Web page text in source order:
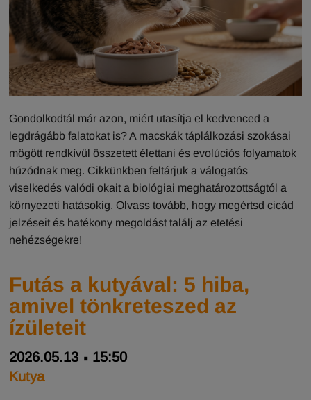
Gondolkodtál már azon, miért utasítja el kedvenced a
legdrágább falatokat is? A macskák táplálkozási szokásai
mögött rendkívül összetett élettani és evolúciós folyamatok
húzódnak meg. Cikkünkben feltárjuk a válogatós
viselkedés valódi okait a biológiai meghatározottságtól a
környezeti hatásokig. Olvass tovább, hogy megértsd cicád
jelzéseit és hatékony megoldást találj az etetési
nehézségekre!
Futás a kutyával: 5 hiba,
amivel tönkreteszed az
ízületeit
2026.05.13
15:50
Kutya